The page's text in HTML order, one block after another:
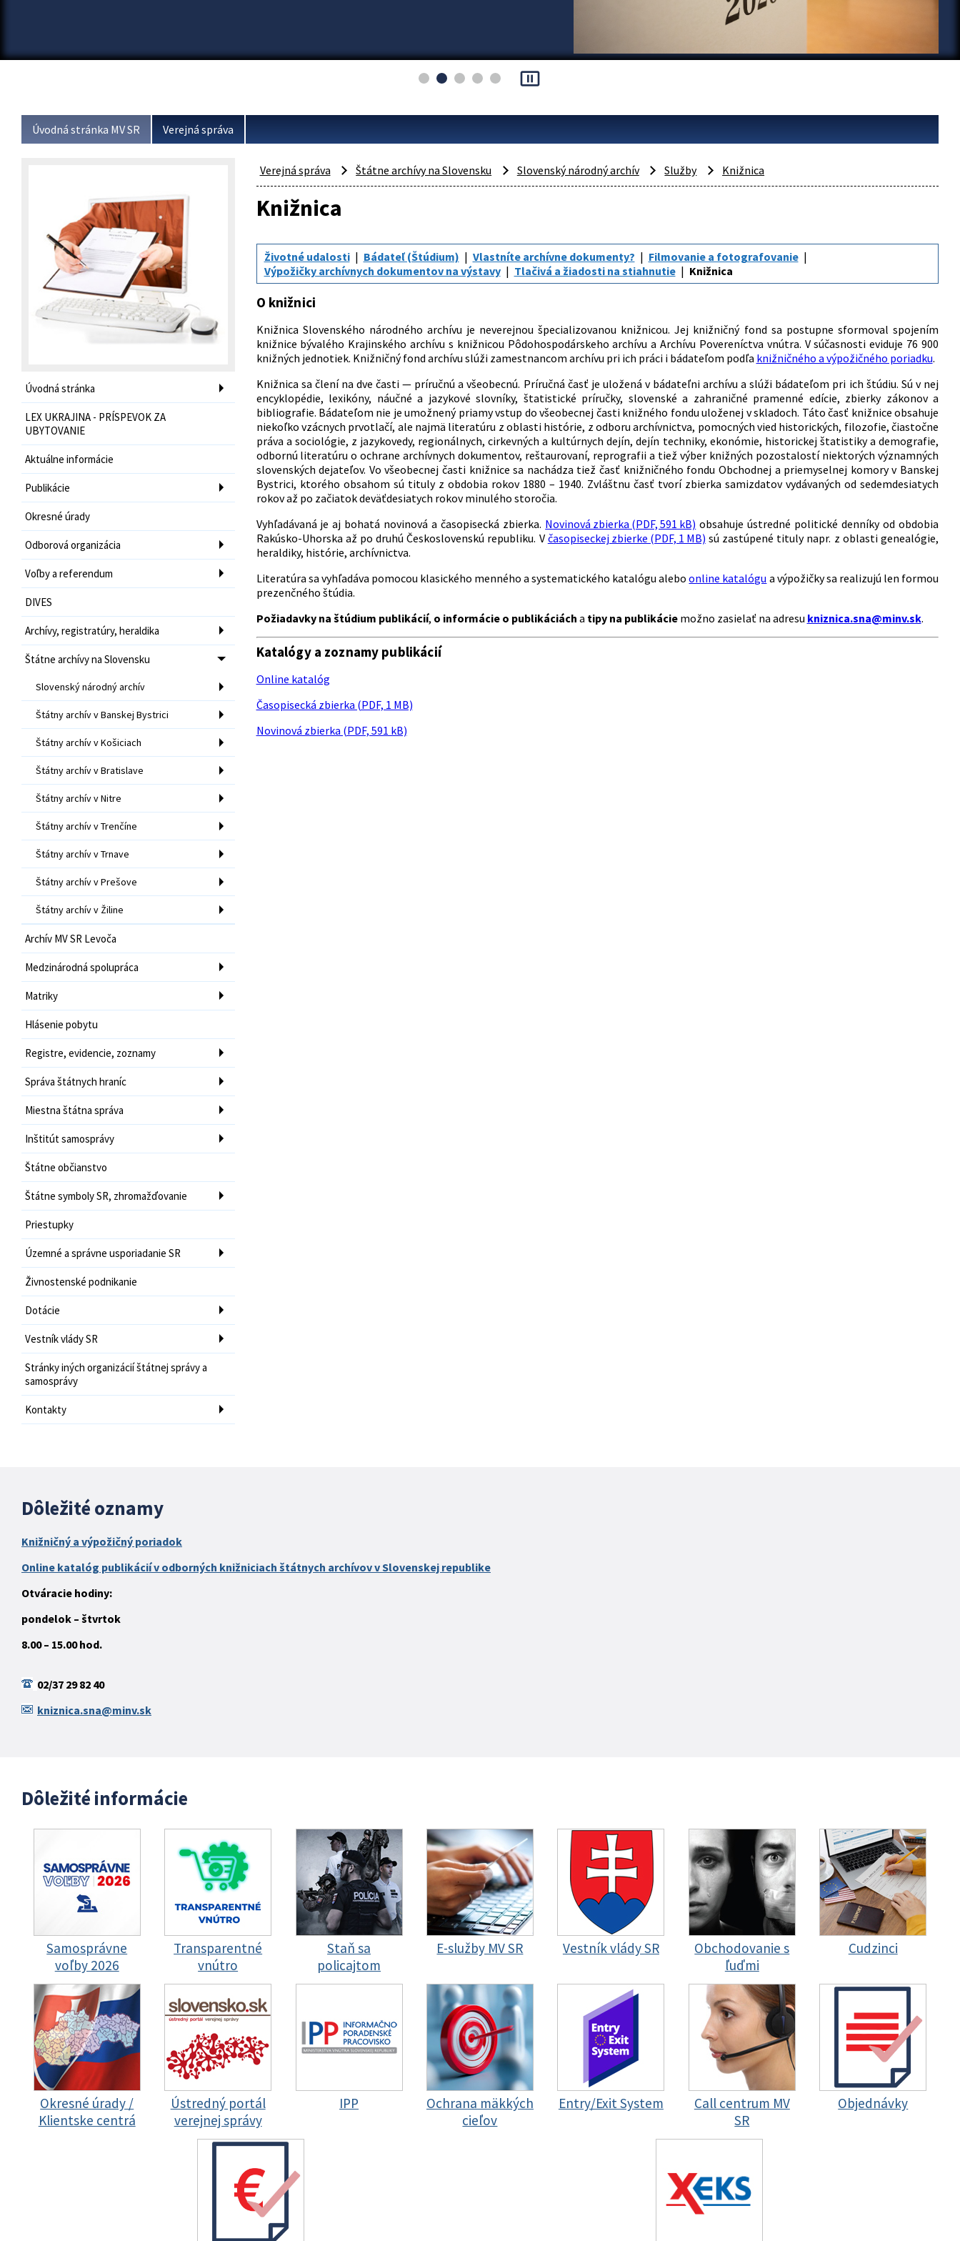
pause_presentation
Úvodná stránka MV SR Verejná správa
Úvodná stránka
LEX UKRAJINA - PRÍSPEVOK ZA
UBYTOVANIE
Aktuálne informácie
Publikácie
Okresné úrady
Odborová organizácia
Voľby a referendum
DIVES
Archívy, registratúry, heraldika
Štátne archívy na Slovensku
Slovenský národný archív
Štátny archív v Banskej Bystrici
Štátny archív v Košiciach
Štátny archív v Bratislave
Štátny archív v Nitre
Štátny archív v Trenčíne
Štátny archív v Trnave
Štátny archív v Prešove
Štátny archív v Žiline
Archív MV SR Levoča
Medzinárodná spolupráca
Matriky
Hlásenie pobytu
Registre, evidencie, zoznamy
Správa štátnych hraníc
Miestna štátna správa
Inštitút samosprávy
Štátne občianstvo
Štátne symboly SR, zhromažďovanie
Priestupky
Územné a správne usporiadanie SR
Živnostenské podnikanie
Dotácie
Vestník vlády SR
Stránky iných organizácií štátnej správy a
samosprávy
Kontakty
Verejná správa Štátne archívy na Slovensku Slovenský národný archív Služby Knižnica
Knižnica
Životné udalosti Bádateľ (Štúdium) Vlastníte archívne dokumenty?
Filmovanie a fotografovanie
Výpožičky archívnych dokumentov na výstavy
Tlačivá a žiadosti na stiahnutie Knižnica
O knižnici
Knižnica Slovenského národného archívu je neverejnou špecializovanou knižnicou. Jej knižničný fond sa postupne sformoval spojením
knižnice bývalého Krajinského archívu s knižnicou Pôdohospodárskeho archívu a Archívu Povereníctva vnútra. V súčasnosti eviduje 76 900
knižných jednotiek. Knižničný fond archívu slúži zamestnancom archívu pri ich práci i bádateľom podľa knižničného a výpožičného poriadku.
Knižnica sa člení na dve časti — príručnú a všeobecnú. Príručná časť je uložená v bádateľni archívu a slúži bádateľom pri ich štúdiu. Sú v nej
encyklopédie, lexikóny, náučné a jazykové slovníky, štatistické príručky, slovenské a zahraničné pramenné edície, zbierky zákonov a
bibliografie. Bádateľom nie je umožnený priamy vstup do všeobecnej časti knižného fondu uloženej v skladoch. Táto časť knižnice obsahuje
niekoľko vzácnych prvotlačí, ale najmä literatúru z oblasti histórie, z odboru archívnictva, pomocných vied historických, filozofie, čiastočne
práva a sociológie, z jazykovedy, regionálnych, cirkevných a kultúrnych dejín, dejín techniky, ekonómie, historickej štatistiky a demografie,
odbornú literatúru o ochrane archívnych dokumentov, reštaurovaní, reprografii a tiež výber knižných pozostalostí niektorých významných
slovenských dejateľov. Vo všeobecnej časti knižnice sa nachádza tiež časť knižničného fondu Obchodnej a priemyselnej komory v Banskej
Bystrici, ktorého obsahom sú tituly z obdobia rokov 1880 – 1940. Zvláštnu časť tvorí zbierka samizdatov vydávaných od sedemdesiatych
rokov až po začiatok deväťdesiatych rokov minulého storočia.
Vyhľadávaná je aj bohatá novinová a časopisecká zbierka. Novinová zbierka (PDF, 591 kB) obsahuje ústredné politické denníky od obdobia
Rakúsko-Uhorska až po druhú Československú republiku. V časopiseckej zbierke (PDF, 1 MB) sú zastúpené tituly napr. z oblasti genealógie,
heraldiky, histórie, archívnictva.
Literatúra sa vyhľadáva pomocou klasického menného a systematického katalógu aleboonline katalógu a výpožičky sa realizujú len formou
prezenčného štúdia.
Požiadavky na štúdium publikácií, o informácie o publikáciách a tipy na publikáciemožno zasielať na adresu kniznica.sna@minv.sk.
Katalógy a zoznamy publikácií
Online katalóg
Časopisecká zbierka (PDF, 1 MB)
Novinová zbierka (PDF, 591 kB)
Dôležité oznamy
Knižničný a výpožičný poriadok
Online katalóg publikácií v odborných knižniciach štátnych archívov v Slovenskej republike
Otváracie hodiny:
pondelok – štvrtok
8.00 – 15.00 hod.
02/37 29 82 40
kniznica.sna@minv.sk
Dôležité informácie
Samosprávne
voľby 2026
Transparentné
vnútro
Staň sa
policajtom
E-služby MV SR Vestník vlády SR
Obchodovanie s
ľuďmi
Cudzinci
Okresné úrady /
Klientske centrá
Ústredný portál
verejnej správy
IPP
Ochrana mäkkých
cieľov
Entry/Exit System
Call centrum MV
SR
Objednávky